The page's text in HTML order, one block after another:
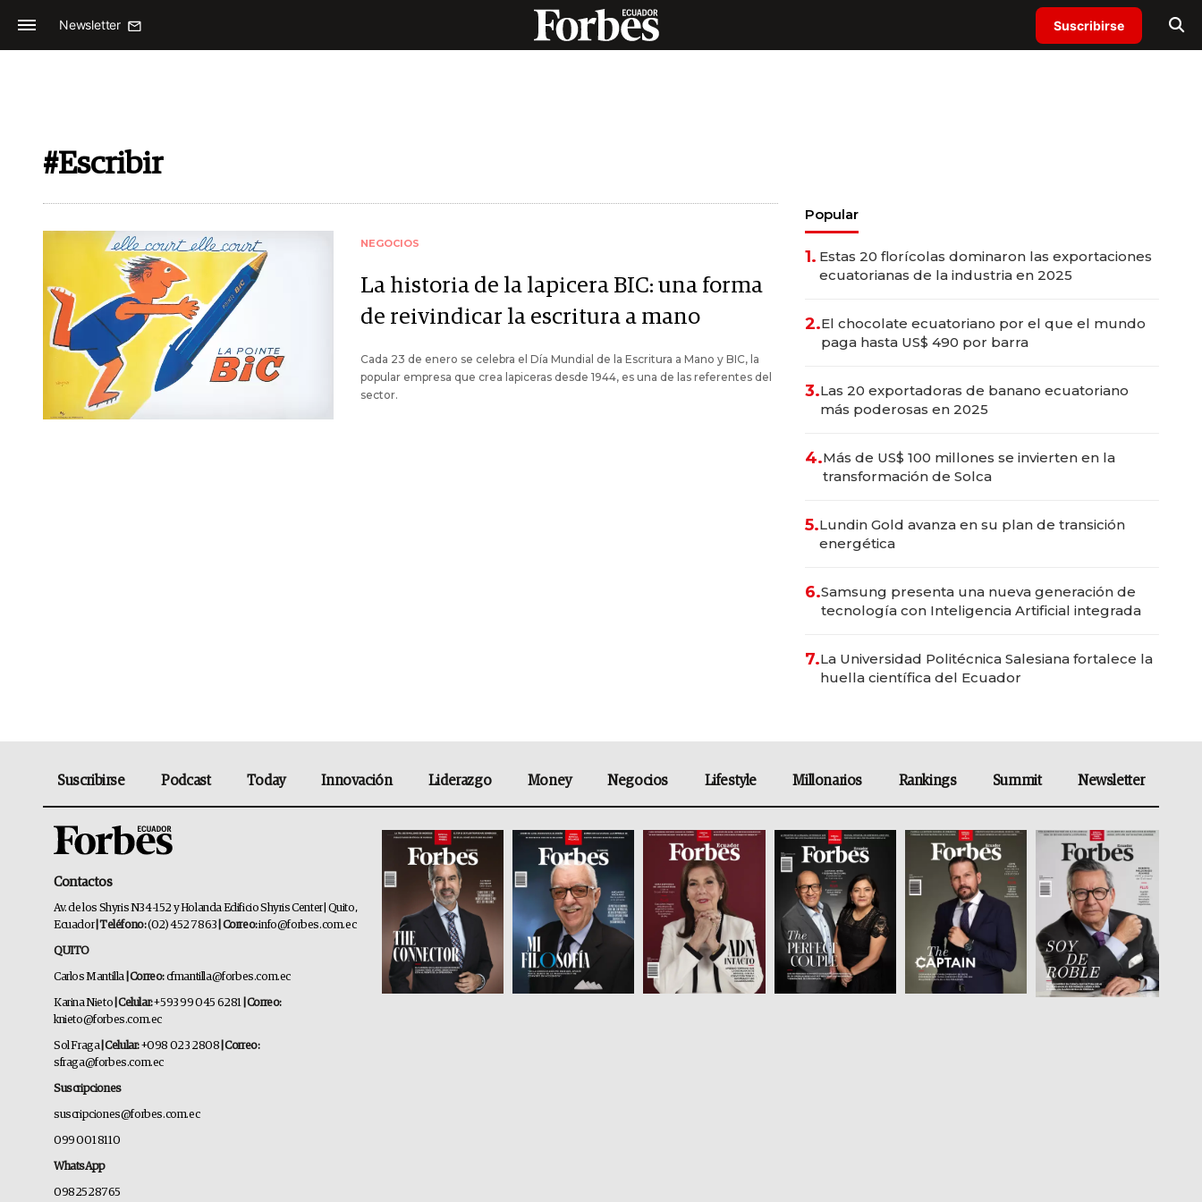
Newsletter Suscribirse
#Escribir
NEGOCIOS
La historia de la lapicera BIC: una forma
de reivindicar la escritura a mano
Cada 23 de enero se celebra el Día Mundial de la Escritura a Mano y BIC, la
popular empresa que crea lapiceras desde 1944, es una de las referentes del
sector.
Popular
1. Estas 20 florícolas dominaron las exportaciones
ecuatorianas de la industria en 2025
2.El chocolate ecuatoriano por el que el mundo
paga hasta US$ 490 por barra
3.Las 20 exportadoras de banano ecuatoriano
más poderosas en 2025
4.Más de US$ 100 millones se invierten en la
transformación de Solca
5.Lundin Gold avanza en su plan de transición
energética
6.Samsung presenta una nueva generación de
tecnología con Inteligencia Artificial integrada
7.La Universidad Politécnica Salesiana fortalece la
huella científica del Ecuador
Suscribirse Podcast Today Innovación Liderazgo Money Negocios Lifestyle Millonarios Rankings Summit Newsletter
Contactos
Av. de los Shyris N34-152 y Holanda Edificio Shyris Center | Quito,
Ecuador | Teléfono:(02) 452 7863 | Correo:info@forbes.com.ec
QUITO
Carlos Mantilla | Correo:cfmantilla@forbes.com.ec
Karina Nieto | Celular:+593 99 045 6281 | Correo:
knieto@forbes.com.ec
Sol Fraga| Celular:+098 023 2808 | Correo:
sfraga@forbes.com.ec
Suscripciones
suscripciones@forbes.com.ec
099 001 8110
WhatsApp
0982528765